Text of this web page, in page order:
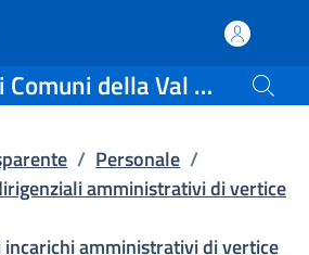
| Elenco
in un'altra scheda).
Unione dei Comuni della Val Saviore
/ Personale /
amministrativi di vertice
amministrativi di vertice